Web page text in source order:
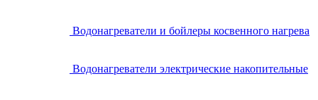
Водонагреватели и бойлеры косвенного нагрева
Водонагреватели электрические накопительные